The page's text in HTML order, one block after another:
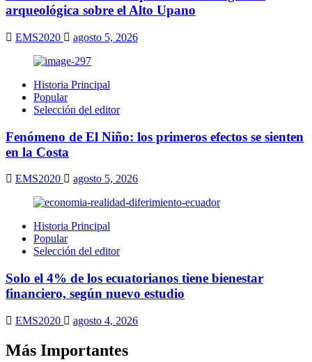
arqueológica sobre el Alto Upano
EMS2020 agosto 5, 2026
Historia Principal
Popular
Selección del editor
Fenómeno de El Niño: los primeros efectos se sienten
en la Costa
EMS2020 agosto 5, 2026
Historia Principal
Popular
Selección del editor
Solo el 4% de los ecuatorianos tiene bienestar
financiero, según nuevo estudio
EMS2020 agosto 4, 2026
Más Importantes